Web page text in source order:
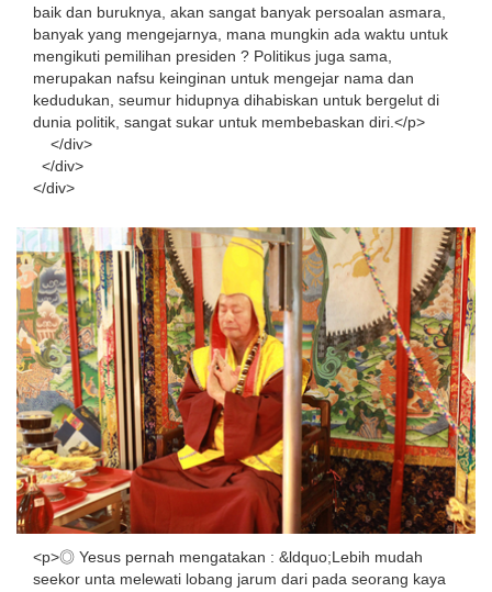
baik dan buruknya, akan sangat banyak persoalan asmara,
banyak yang mengejarnya, mana mungkin ada waktu untuk
mengikuti pemilihan presiden ? Politikus juga sama,
merupakan nafsu keinginan untuk mengejar nama dan
kedudukan, seumur hidupnya dihabiskan untuk bergelut di
dunia politik, sangat sukar untuk membebaskan diri.</p>
</div>
</div>
</div>
<p>◎ Yesus pernah mengatakan : &ldquo;Lebih mudah
seekor unta melewati lobang jarum dari pada seorang kaya